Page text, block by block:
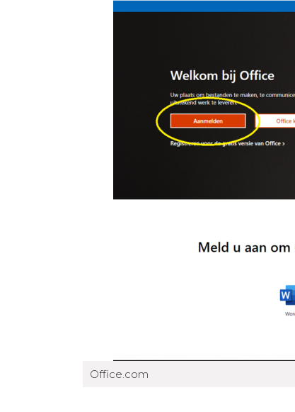
Office.com